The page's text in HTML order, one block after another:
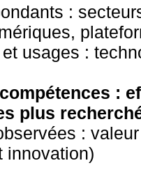
:
usages :
:
plus
:
innovation)